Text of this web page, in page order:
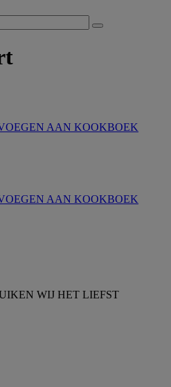
AAN KOOKBOEK
AAN KOOKBOEK
WIJ HET LIEFST